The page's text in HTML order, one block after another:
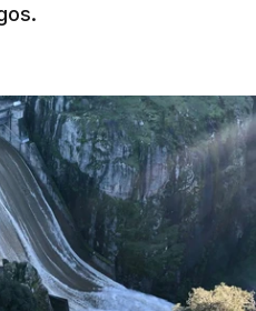
sair do topo das
polémica com Luís
Ministro nega
a construtora